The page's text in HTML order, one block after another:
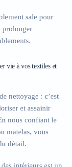
sale pour
prolonger
vie à vos textiles et
nettoyage : c’est
et assainir
nous confiant le
matelas, vous
détail.